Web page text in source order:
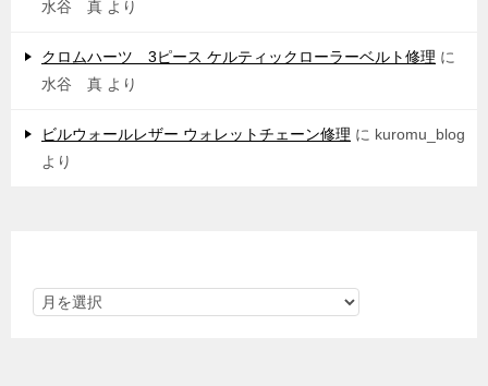
水谷 真 より
クロムハーツ 3ピース ケルティックローラーベルト修理 に
水谷 真 より
ビルウォールレザー ウォレットチェーン修理 に kuromu_blog
より